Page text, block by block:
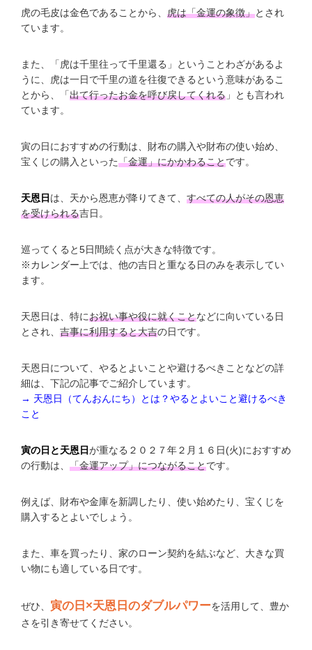
虎の毛皮は金色であることから、 虎は「金運の象徴」とされ
ています。
また、「虎は千里往って千里還る」ということわざがあるよ
うに、虎は一日で千里の道を往復できるという意味があるこ
とから、「出て行ったお金を呼び戻してくれる 」とも言われ
ています。
寅の日におすすめの行動は、財布の購入や財布の使い始め、
宝くじの購入といった「金運」にかかわることです。
天恩日 は、天から恩恵が降りてきて、 すべての人がその恩恵
を受けられる吉日。
巡ってくると5日間続く点が大きな特徴です。
※カレンダー上では、他の吉日と重なる日のみを表示してい
ます。
天恩日は、特にお祝い事や役に就くことなどに向いている日
とされ、 吉事に利用すると大吉の日です。
天恩日について、やるとよいことや避けるべきことなどの詳
細は、下記の記事でご紹介しています。
→ 天恩日（てんおんにち）とは？やるとよいこと避けるべき
こと
寅の日と天恩日が重なる２０２７年２月１６日(火)におすすめ
の行動は、 「金運アップ」につながることです。
例えば、財布や金庫を新調したり、使い始めたり、宝くじを
購入するとよいでしょう。
また、車を買ったり、家のローン契約を結ぶなど、大きな買
い物にも適している日です。
ぜひ、 寅の日×天恩日のダブルパワーを活用して、豊か
さを引き寄せてください。